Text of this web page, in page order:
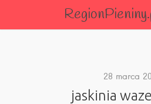
Wszystkie Obiekty
28 marca
jaskinia